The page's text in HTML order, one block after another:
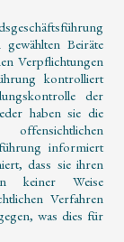
Beiräte
Verpflichtungen
kontrolliert
der
haben sie die
informiert
dass sie ihren
keiner Weise
Verfahren
was dies für